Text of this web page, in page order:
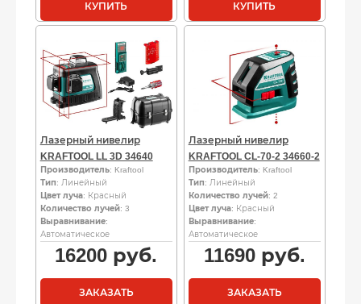
КУПИТЬ КУПИТЬ
Лазерный нивелир
KRAFTOOL LL 3D 34640
Производитель: Kraftool
Тип: Линейный
Цвет луча: Красный
Количество лучей: 3
Выравнивание:
Автоматическое
16200 руб.
ЗАКАЗАТЬ
Лазерный нивелир
KRAFTOOL CL-70-2 34660-2
Производитель: Kraftool
Тип: Линейный
Количество лучей: 2
Цвет луча: Красный
Выравнивание:
Автоматическое
11690руб.
ЗАКАЗАТЬ